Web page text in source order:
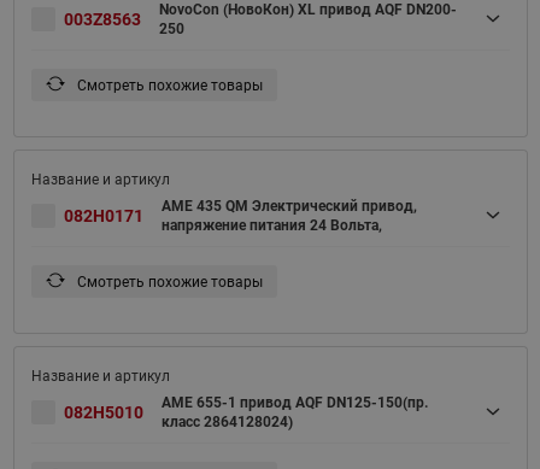
003Z8563
NovoCon (НовоКон) XL привод AQF DN200-
250
Смотреть похожие товары
082H0171
AME 435 QM Электрический привод,
напряжение питания 24 Вольта,
Смотреть похожие товары
082H5010
AME 655-1 привод AQF DN125-150(пр.
класс 2864128024)